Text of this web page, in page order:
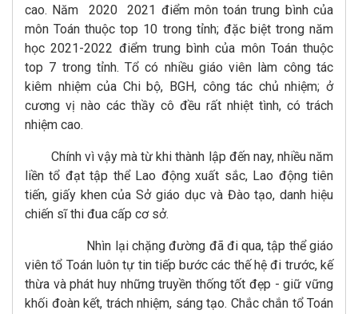
cao. Năm 2020  2021 điểm môn toán trung bình của
môn Toán thuộc top 10 trong tỉnh; đặc biệt trong năm
học 2021-2022 điểm trung bình của môn Toán thuộc
top 7 trong tỉnh. Tổ có nhiều giáo viên làm công tác
kiêm nhiệm của Chi bộ, BGH, công tác chủ nhiệm; ở
cương vị nào các thầy cô đều rất nhiệt tình, có trách
nhiệm cao.
Chính vì vậy mà từ khi thành lập đến nay, nhiều năm
liền tổ đạt tập thể Lao động xuất sắc, Lao động tiên
tiến, giấy khen của Sở giáo dục và Đào tạo, danh hiệu
chiến sĩ thi đua cấp cơ sở.
Nhìn lại chặng đường đã đi qua, tập thể giáo
viên tổ Toán luôn tự tin tiếp bước các thế hệ đi trước, kế
thừa và phát huy những truyền thống tốt đẹp - giữ vững
khối đoàn kết, trách nhiệm, sáng tạo. Chắc chắn tổ Toán